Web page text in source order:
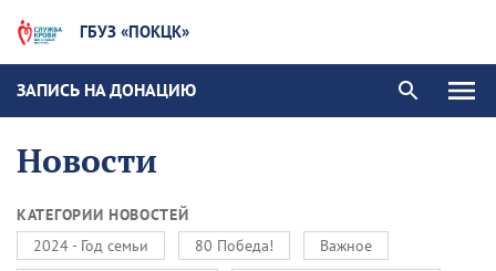
ГБУЗ «ПОКЦК»
ЗАПИСЬ НА ДОНАЦИЮ
Новости
КАТЕГОРИИ НОВОСТЕЙ
2024 - Год семьи
80 Победа!
Важное